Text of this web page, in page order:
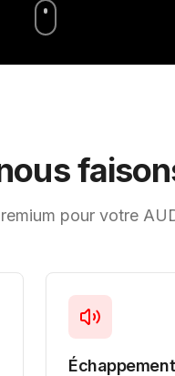
pour votre